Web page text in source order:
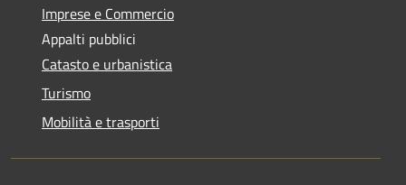
Imprese e Commercio
Appalti pubblici
Catasto e urbanistica
Turismo
Mobilità e trasporti